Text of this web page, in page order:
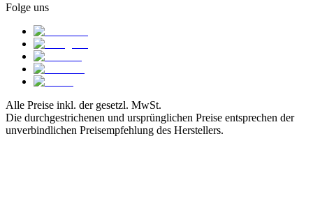
Folge uns
Alle Preise inkl. der gesetzl. MwSt.
Die durchgestrichenen und ursprünglichen Preise entsprechen der
unverbindlichen Preisempfehlung des Herstellers.